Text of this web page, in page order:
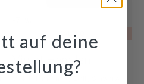
SALE10
Violet Hamden
Violet Hamden My Daily Schwarzer
auf deine